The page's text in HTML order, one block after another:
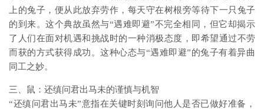
上的兔子，便从此放弃劳作，每天守在树根旁等待下一只兔子
的到来。这个典故虽然与“遇难即避”不完全相同，但它却揭示
了人们在面对机遇和挑战时的一种消极态度，即希望通过不劳
而获的方式获得成功。这种心态与“遇难即避”的兔子有着异曲
同工之妙。
三、鼠：还缜问君出马未的谨慎与机智
“还缜问君出马未”意指在关键时刻询问他人是否已做好准备，